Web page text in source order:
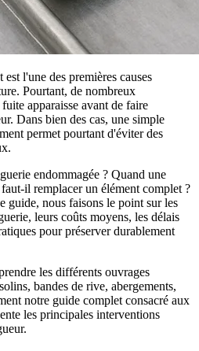
l'une des premières causes
Pourtant, de nombreux
apparaisse avant de faire
Dans bien des cas, une simple
permet pourtant d'éviter des
endommagée ? Quand une
il remplacer un élément complet ?
guide, nous faisons le point sur les
leurs coûts moyens, les délais
pour préserver durablement
les différents ouvrages
bandes de rive, abergements,
notre guide complet consacré aux
les principales interventions